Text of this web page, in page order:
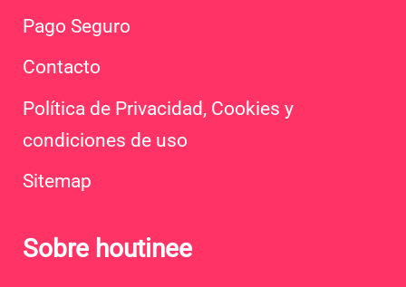
Pago Seguro
Contacto
Política de Privacidad, Cookies y
condiciones de uso
Sitemap
Sobre houtinee